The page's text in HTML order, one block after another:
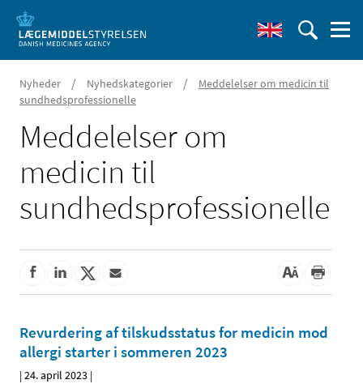
Nyheder / Nyhedskategorier /
Meddelelser om medicin til
sundhedsprofessionelle
Meddelelser om
medicin til
sundhedsprofessionelle
Revurdering af tilskudsstatus for medicin mod
allergi starter i sommeren 2023
|24. april 2023 |